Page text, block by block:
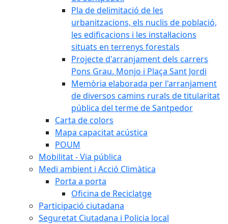
Pla de delimitació de les
urbanitzacions, els nuclis de població,
les edificacions i les instal·lacions
situats en terrenys forestals
Projecte d'arranjament dels carrers
Pons Grau. Monjo i Plaça Sant Jordi
Memòria elaborada per l'arranjament
de diversos camins rurals de titularitat
pública del terme de Santpedor
Carta de colors
Mapa capacitat acústica
POUM
Mobilitat - Via pública
Medi ambient i Acció Climàtica
Porta a porta
Oficina de Reciclatge
Participació ciutadana
Seguretat Ciutadana i Policia local